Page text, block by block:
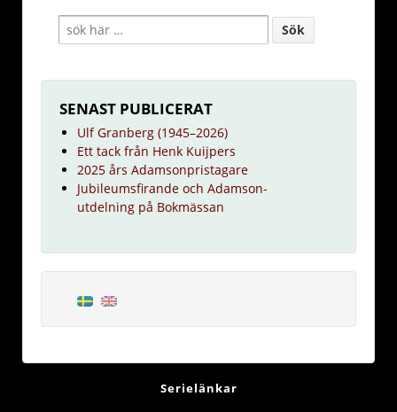
SENAST PUBLICERAT
Ulf Granberg (1945–2026)
Ett tack från Henk Kuijpers
2025 års Adamsonpristagare
Jubileumsfirande och Adamson-
utdelning på Bokmässan
Serielänkar